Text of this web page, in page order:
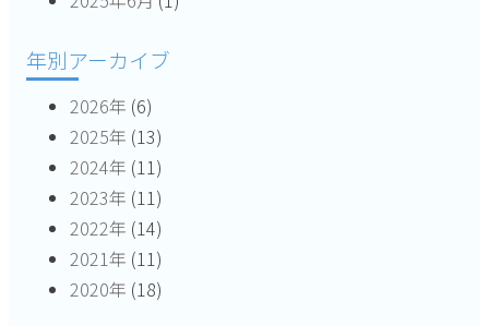
年別アーカイブ
2026年 (6)
2025年 (13)
2024年 (11)
2023年 (11)
2022年 (14)
2021年 (11)
2020年 (18)